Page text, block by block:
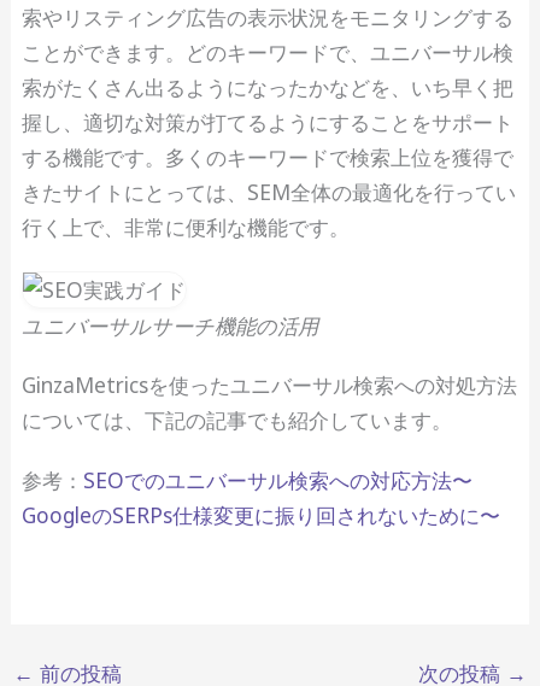
索やリスティング広告の表示状況をモニタリングする
ことができます。どのキーワードで、ユニバーサル検
索がたくさん出るようになったかなどを、いち早く把
握し、適切な対策が打てるようにすることをサポート
する機能です。多くのキーワードで検索上位を獲得で
きたサイトにとっては、SEM全体の最適化を行ってい
行く上で、非常に便利な機能です。
ユニバーサルサーチ機能の活用
GinzaMetricsを使ったユニバーサル検索への対処方法
については、下記の記事でも紹介しています。
参考： SEOでのユニバーサル検索への対応方法〜
GoogleのSERPs仕様変更に振り回されないために〜
← 前の投稿 次の投稿 →